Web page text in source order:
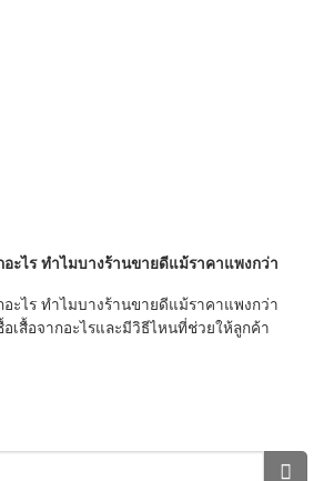
ะไร ทำไมบางร้านขายดีแม้ราคาแพงกว่า
ะไร ทำไมบางร้านขายดีแม้ราคาแพงกว่า
เสื้อจากอะไรและมีวิธีไหนที่ช่วยให้ลูกค้า